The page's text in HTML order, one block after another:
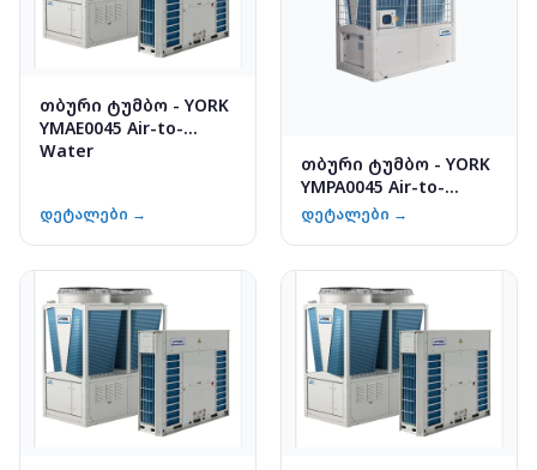
თბური ტუმბო - YORK
YMAE0045 Air-to-
Water
დეტალები →
თბური ტუმბო - YORK
YMPA0045 Air-to-
Water
დეტალები →